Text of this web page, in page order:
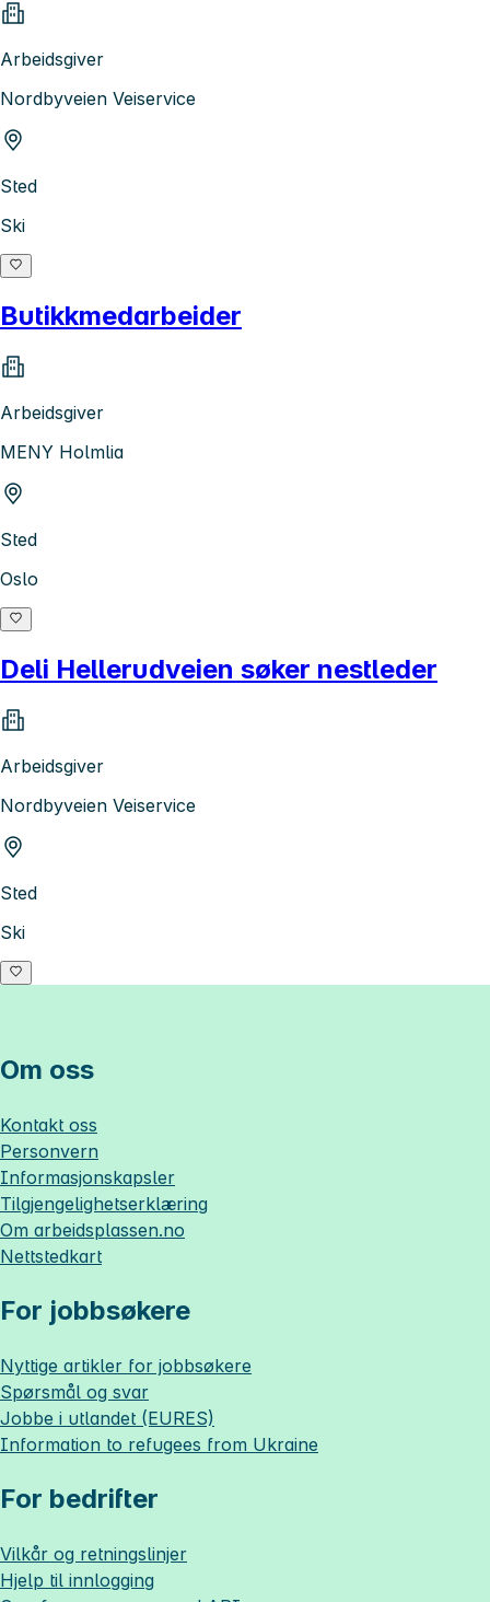
Arbeidsgiver
Nordbyveien Veiservice
Sted
Ski
Butikkmedarbeider
Arbeidsgiver
MENY Holmlia
Sted
Oslo
Deli Hellerudveien søker nestleder
Arbeidsgiver
Nordbyveien Veiservice
Sted
Ski
Om oss
Kontakt oss
Personvern
Informasjonskapsler
Tilgjengelighetserklæring
Om arbeidsplassen.no
Nettstedkart
For jobbsøkere
Nyttige artikler for jobbsøkere
Spørsmål og svar
Jobbe i utlandet (EURES)
Information to refugees from Ukraine
For bedrifter
Vilkår og retningslinjer
Hjelp til innlogging